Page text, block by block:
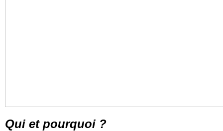
Qui et pourquoi ?